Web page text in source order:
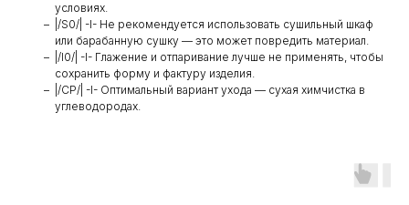
условиях.
|/S0/| -I- Не рекомендуется использовать сушильный шкаф
или барабанную сушку — это может повредить материал.
|/I0/| -I- Глажение и отпаривание лучше не применять, чтобы
сохранить форму и фактуру изделия.
|/CP/| -I- Оптимальный вариант ухода — сухая химчистка в
углеводородах.